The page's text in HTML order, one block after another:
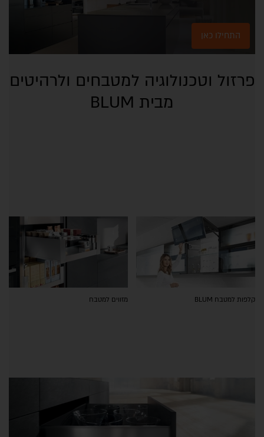
התחילו כאן
פרזול וטכנולוגיה למטבחים ולרהיטים
מבית BLUM
קלפות למטבח BLUM מזווים למטבח